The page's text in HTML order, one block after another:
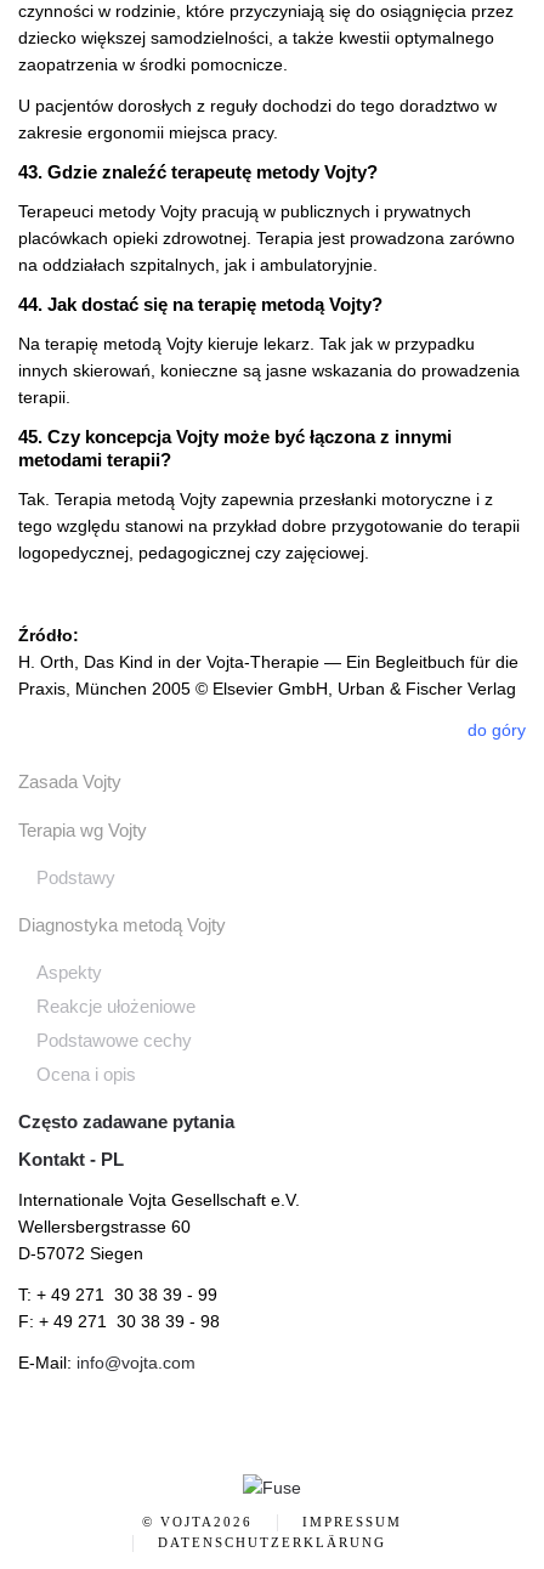
czynności w rodzinie, które przyczyniają się do osiągnięcia przez
dziecko większej samodzielności, a także kwestii optymalnego
zaopatrzenia w środki pomocnicze.
U pacjentów dorosłych z reguły dochodzi do tego doradztwo w
zakresie ergonomii miejsca pracy.
43. Gdzie znaleźć terapeutę metody Vojty?
Terapeuci metody Vojty pracują w publicznych i prywatnych
placówkach opieki zdrowotnej. Terapia jest prowadzona zarówno
na oddziałach szpitalnych, jak i ambulatoryjnie.
44. Jak dostać się na terapię metodą Vojty?
Na terapię metodą Vojty kieruje lekarz. Tak jak w przypadku
innych skierowań, konieczne są jasne wskazania do prowadzenia
terapii.
45. Czy koncepcja Vojty może być łączona z innymi
metodami terapii?
Tak. Terapia metodą Vojty zapewnia przesłanki motoryczne i z
tego względu stanowi na przykład dobre przygotowanie do terapii
logopedycznej, pedagogicznej czy zajęciowej.
Źródło:
H. Orth, Das Kind in der Vojta-Therapie — Ein Begleitbuch für die
Praxis, München 2005 © Elsevier GmbH, Urban & Fischer Verlag
do góry
Zasada Vojty
Terapia wg Vojty
Podstawy
Diagnostyka metodą Vojty
Aspekty
Reakcje ułożeniowe
Podstawowe cechy
Ocena i opis
Często zadawane pytania
Kontakt - PL
Internationale Vojta Gesellschaft e.V.
Wellersbergstrasse 60
D-57072 Siegen
T: + 49 271 30 38 39 - 99
F: + 49 271 30 38 39 - 98
E-Mail: info@vojta.com
© VOJTA 2026
IMPRESSUM
DATENSCHUTZERKLÄRUNG